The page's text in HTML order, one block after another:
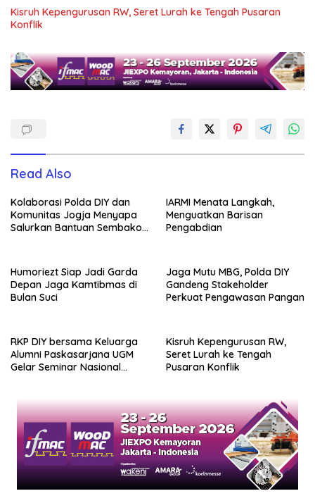
Kisruh Kepengurusan RW, Seret Lurah ke Tengah Pusaran
Konflik
Read Also
Kolaborasi Polda DIY dan
Komunitas Jogja Menyapa
Salurkan Bantuan Sembako,
IARMI Menata Langkah,
Menguatkan Barisan
Pengabdian
Humoriezt Siap Jadi Garda
Depan Jaga Kamtibmas di
Bulan Suci
Jaga Mutu MBG, Polda DIY
Gandeng Stakeholder
Perkuat Pengawasan Pangan
RKP DIY bersama Keluarga
Alumni Paskasarjana UGM
Gelar Seminar Nasional
Kisruh Kepengurusan RW,
Seret Lurah ke Tengah
Pusaran Konflik